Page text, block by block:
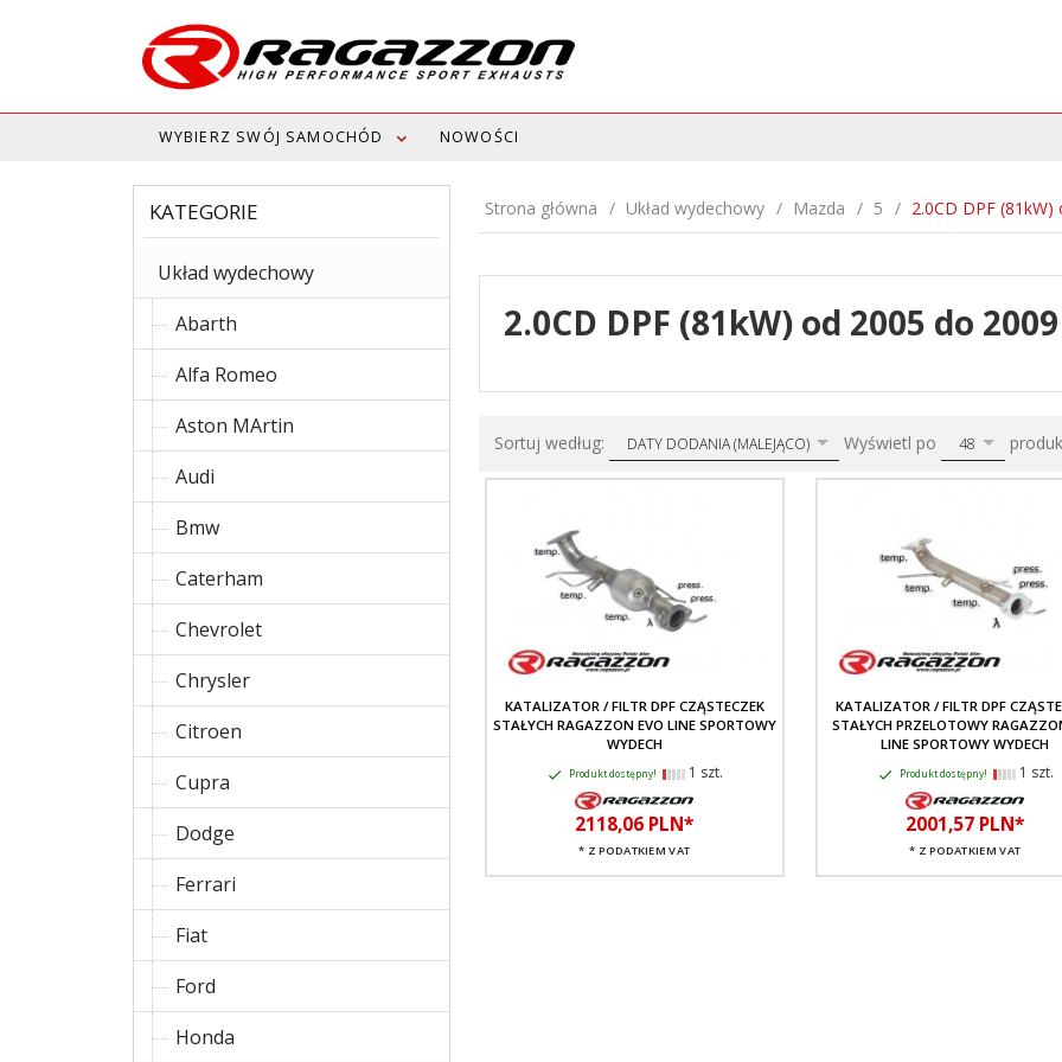
WYBIERZ SWÓJ SAMOCHÓD NOWOŚCI
KATEGORIE
Układ wydechowy
Abarth
Alfa Romeo
Aston MArtin
Audi
Bmw
Caterham
Chevrolet
Chrysler
Citroen
Cupra
Dodge
Ferrari
Fiat
Ford
Honda
Strona główna Układ wydechowy Mazda 5 2.0CD DPF
2.0CD DPF (81kW) od 2005 do 2009
Sortuj według: sortDATY DODANIA (MALEJĄCO) Wyświetl po pop
48
KATALIZATOR / FILTR DPF CZĄSTECZEK
STAŁYCH RAGAZZON EVO LINE SPORTOWY
WYDECH
Produkt dostępny! 1 szt.
2118,06 PLN*
* Z PODATKIEM VAT
KATALIZATOR / FILTR DPF
STAŁYCH PRZELOTOWY
LINE SPORTOWY WYDECH
Produkt dostępny! 1 szt.
2001,57 PLN*
* Z PODATKIEM VAT